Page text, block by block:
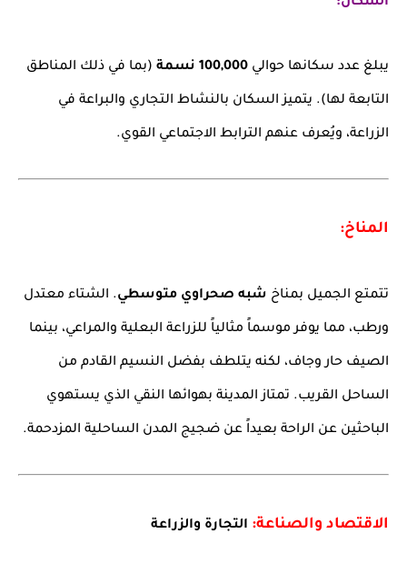
يبلغ عدد سكانها حوالي 100,000 نسمة (بما في ذلك المناطق
التابعة لها). يتميز السكان بالنشاط التجاري والبراعة في
الزراعة، ويُعرف عنهم الترابط الاجتماعي القوي.
المناخ:
تتمتع الجميل بمناخ شبه صحراوي متوسطي. الشتاء معتدل
ورطب، مما يوفر موسماً مثالياً للزراعة البعلية والمراعي، بينما
الصيف حار وجاف، لكنه يتلطف بفضل النسيم القادم من
الساحل القريب. تمتاز المدينة بهوائها النقي الذي يستهوي
الباحثين عن الراحة بعيداً عن ضجيج المدن الساحلية المزدحمة.
الاقتصاد والصناعة: التجارة والزراعة